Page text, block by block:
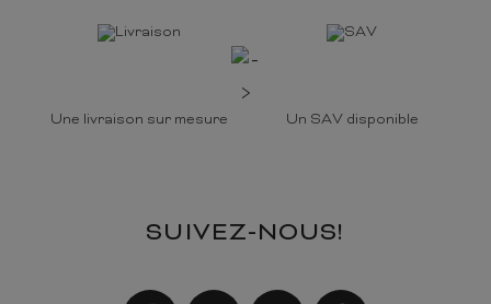
Une livraison sur mesure Un SAV disponible
SUIVEZ-NOUS!